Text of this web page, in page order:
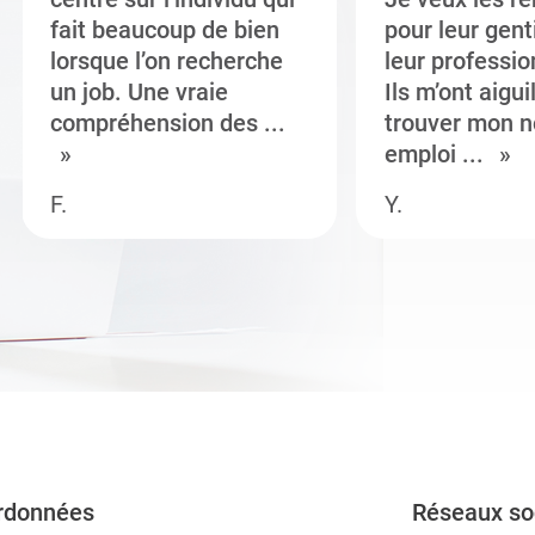
fait beaucoup de bien
lorsque l’on recherche
un job. Une vraie
compréhension des ...
F.
pour leur
leur
Ils m’ont
trouver mon
emploi ...
Y.
Réseaux